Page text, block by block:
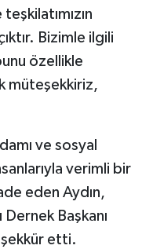
Bizimle ilgili
özellikle
müteşekkiriz,
ve sosyal
verimli bir
eden Aydın,
Başkanı
etti.